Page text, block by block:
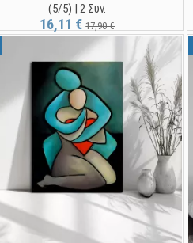
(5/5) | 2 Συν.
16,11 €17,90 €